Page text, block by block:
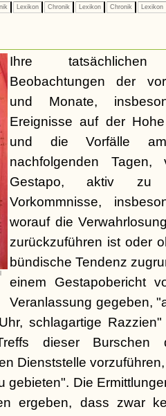
Lexikon Chronik Lexikon Chronik Lexikon
Ihre
Beobachtungen der
und Monate,
Ereignisse auf der
und die Vorfälle
nachfolgenden
Gestapo, aktiv zu
Vorkommnisse,
worauf die
zurückzuführen ist oder
bündische Tendenz
einem Gestapobericht
Veranlassung gegeben,
schlagartige
dieser Burschen
Dienststelle
gebieten". Die
ergeben, dass zwar